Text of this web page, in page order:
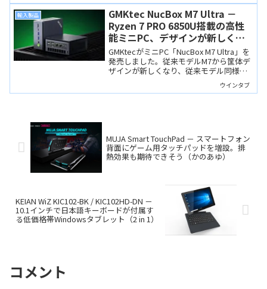
輸入製品
GMKtec NucBox M7 Ultra －
Ryzen 7 PRO 6850U搭載の高性
能ミニPC、デザインが新しくな
り、優れたコスパも維持
GMKtecがミニPC「NucBox M7 Ultra」を
発売しました。従来モデルM7から筐体デ
ザインが新しくなり、従来モデル同様に
高い拡張性を備え、コストパフォーマン
ウインタブ
MUJA Smart TouchPad － スマートフォン
背面にゲーム用タッチパッドを増設。排
熱効果も期待できそう（かのあゆ）
KEIAN WiZ KIC102-BK / KIC102HD-DN －
10.1インチで日本語キーボードが付属す
る低価格帯Windowsタブレット（2 in 1）
コメント